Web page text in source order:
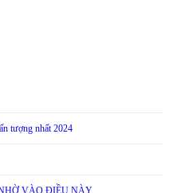
tượng nhất 2024
VÀO ĐIỀU NÀY